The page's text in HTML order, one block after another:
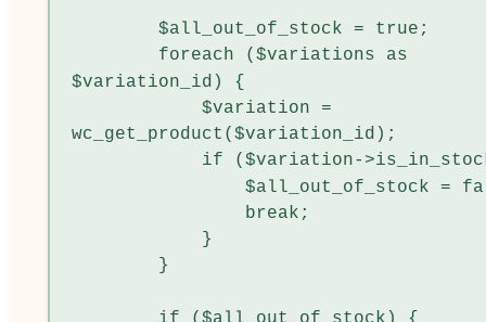
        $all_out_of_stock = true;
$variation_id) {
            $variation =
wc_get_product($variation_id);
                $all_out_of_stock = false;